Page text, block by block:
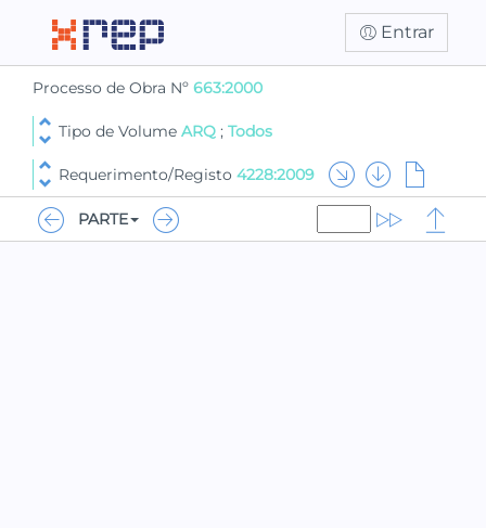
Entrar
Processo de Obra Nº 663:2000
Tipo de Volume ARQ ; Todos
Requerimento/Registo 4228:2009
PARTE